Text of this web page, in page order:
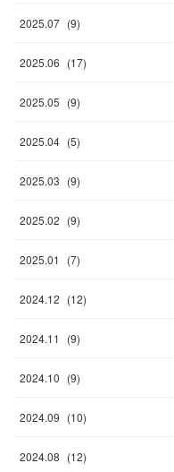
2025.07 (9)
2025.06 (17)
2025.05 (9)
2025.04 (5)
2025.03 (9)
2025.02 (9)
2025.01 (7)
2024.12 (12)
2024.11 (9)
2024.10 (9)
2024.09 (10)
2024.08 (12)